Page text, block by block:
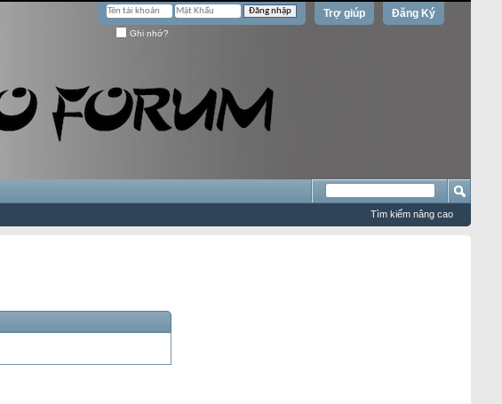
Đăng Ký
Trợ giúp
Ghi nhớ?
Tìm kiếm nâng cao